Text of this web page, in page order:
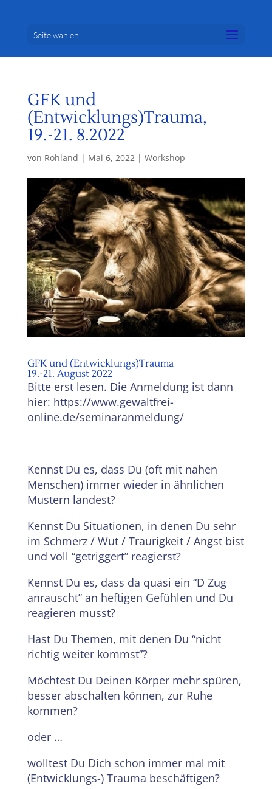
Seite wählen
GFK und
(Entwicklungs)Trauma,
19.-21. 8.2022
von Rohland | Mai 6, 2022| Workshop
GFK und (Entwicklungs)Trauma
19.-21. August 2022
Bitte erst lesen. Die Anmeldung ist dann
hier: https://www.gewaltfrei-
online.de/seminaranmeldung/
Kennst Du es, dass Du (oft mit nahen
Menschen) immer wieder in ähnlichen
Mustern landest?
Kennst Du Situationen, in denen Du sehr
im Schmerz / Wut / Traurigkeit / Angst bist
und voll “getriggert” reagierst?
Kennst Du es, dass da quasi ein “D Zug
anrauscht” an heftigen Gefühlen und Du
reagieren musst?
Hast Du Themen, mit denen Du “nicht
richtig weiter kommst”?
Möchtest Du Deinen Körper mehr spüren,
besser abschalten können, zur Ruhe
kommen?
oder …
wolltest Du Dich schon immer mal mit
(Entwicklungs-) Trauma beschäftigen?